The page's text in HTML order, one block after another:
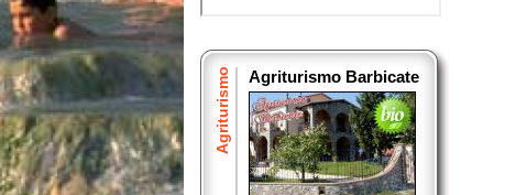
Agriturismo Agriturismo Barbicate